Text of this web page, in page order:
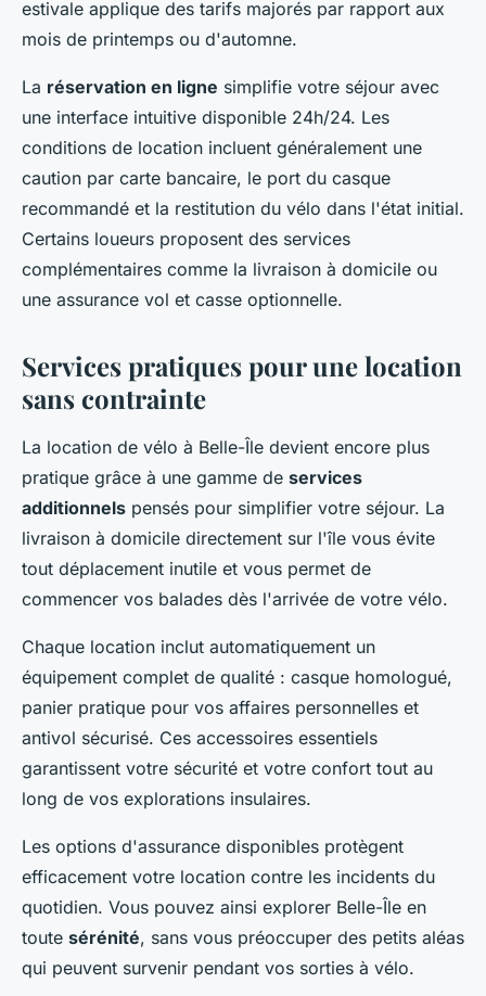
estivale applique des tarifs majorés par rapport aux
mois de printemps ou d'automne.
La réservation en ligne simplifie votre séjour avec
une interface intuitive disponible 24h/24. Les
conditions de location incluent généralement une
caution par carte bancaire, le port du casque
recommandé et la restitution du vélo dans l'état initial.
Certains loueurs proposent des services
complémentaires comme la livraison à domicile ou
une assurance vol et casse optionnelle.
Services pratiques pour une location
sans contrainte
La location de vélo à Belle-Île devient encore plus
pratique grâce à une gamme de services
additionnels pensés pour simplifier votre séjour. La
livraison à domicile directement sur l'île vous évite
tout déplacement inutile et vous permet de
commencer vos balades dès l'arrivée de votre vélo.
Chaque location inclut automatiquement un
équipement complet de qualité : casque homologué,
panier pratique pour vos affaires personnelles et
antivol sécurisé. Ces accessoires essentiels
garantissent votre sécurité et votre confort tout au
long de vos explorations insulaires.
Les options d'assurance disponibles protègent
efficacement votre location contre les incidents du
quotidien. Vous pouvez ainsi explorer Belle-Île en
toute sérénité, sans vous préoccuper des petits aléas
qui peuvent survenir pendant vos sorties à vélo.